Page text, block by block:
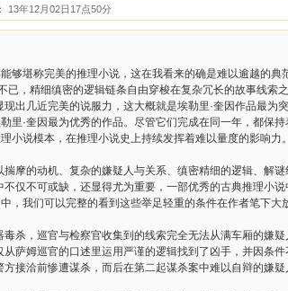
13年12月02日17点50分
堪称完美的推理小说，这在我看来的确是难以逾越的典范
，精细缜密的逻辑链条自由穿梭在复杂冗长的故事线索
出几近完美的说服力，这大概就是埃勒里·奎因作品最为
里·奎因最为优秀的作品。尽管它们完成在同一年，都保持
说模本，在推理小说史上持续发挥着难以量度的影响力。
的动机、复杂的嫌疑人与关系、缜密精细的逻辑、解谜
仅不可或缺，还显得尤为重要，一部优秀的古典推理小说
，我们可以完整的看到这些举足轻重的条件在作者笔下大
，巡官与检察官收集到的线索完全无法从满车厢的嫌疑
萨姆巡官的口述里运用严谨的逻辑找到了凶手，并因条件
接洽前惨遭谋杀，而后在第二起谋杀案中难以自辩的嫌疑